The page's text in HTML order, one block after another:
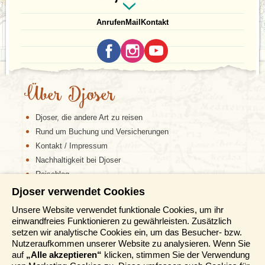
Atmosphäre, großzügigen Parks und einem Hauch
sowjetischer Geschichte. Umgeben vom
liegt die Stadt
auf rund 800 Metern Höhe
und bildet einen spannenden Kontrast zur sonst so
ursprünglichen Natur Kirgistans. Ihr spaziert durch
breite Alleen, vorbei an Monumentalbauten, bunten
rund um denAla-Too-Platzspürt ihr den Wandel
zwischen Tradition und Aufbruch: Hier treffen
sowjetische Architektur, moderne Skulpturen und
junge Kultur aufeinander. Bischkek ist kein lautes
Hauptstadt-Monument, sondern eher ein ruhiger
Einstieg oder Ausklang eurer Kirgistan-Reise.
Perfekt, um anzukommen, durchzuatmen und erste
AnrufenMailKontakt
Über Djoser
Djoser, die andere Art zu reisen
Rund um Buchung und Versicherungen
Kontakt / Impressum
Nachhaltigkeit bei Djoser
Reiseblog
Informationen
Reisemessen
Häufig gestellte Fragen
AGB
Djoser verwendet Cookies
Unsere Website verwendet funktionale Cookies, um ihr
einwandfreies Funktionieren zu gewährleisten. Zusätzlich
setzen wir analytische Cookies ein, um das Besucher- bzw.
Nutzeraufkommen unserer Website zu analysieren. Wenn Sie
auf „Alle akzeptieren“ klicken, stimmen Sie der Verwendung